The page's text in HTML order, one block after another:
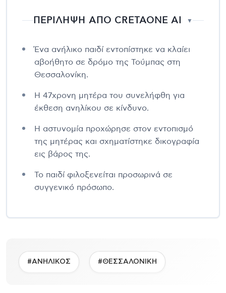
ΠΕΡΙΛΗΨΗ ΑΠΟ CRETAONE AI ▼
Ένα ανήλικο παιδί εντοπίστηκε να κλαίει
αβοήθητο σε δρόμο της Τούμπας στη
Θεσσαλονίκη.
Η 47χρονη μητέρα του συνελήφθη για
έκθεση ανηλίκου σε κίνδυνο.
Η αστυνομία προχώρησε στον εντοπισμό
της μητέρας και σχηματίστηκε δικογραφία
εις βάρος της.
Το παιδί φιλοξενείται προσωρινά σε
συγγενικό πρόσωπο.
#ΑΝΗΛΙΚΟΣ #ΘΕΣΣΑΛΟΝΙΚΗ